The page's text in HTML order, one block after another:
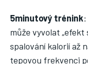
5minutový trénink
může vyvolat „efekt
spalování kalorií až
tepovou frekvenci